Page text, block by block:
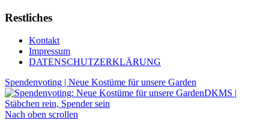
Restliches
Kontakt
Impressum
DATENSCHUTZERKLÄRUNG
Spendenvoting | Neue Kostüme für unsere Garden
DKMS |
Stäbchen rein, Spender sein
Nach oben scrollen